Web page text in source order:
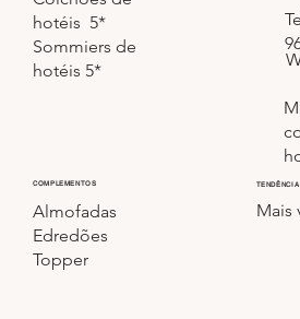
TENDÊNCIA
Mais
COMPLEMENTOS
Almofadas
Edredões
Topper
hotéis 5*
Sommiers de
hotéis 5*